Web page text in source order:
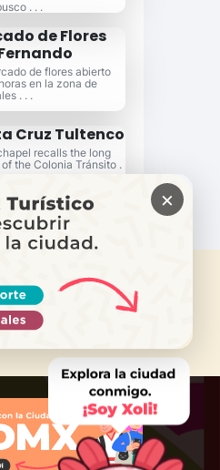
. . .
de Flores
de flores abierto
en la zona de
. . .
Cruz Tultenco
recalls the long
the Colonia Tránsito .
×